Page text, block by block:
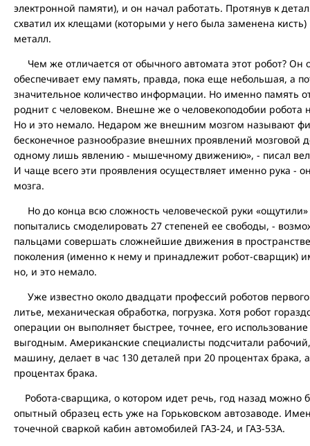
электронной памяти), и он начал работать. Протянув к
схватил их клещами (которыми у него была заменена
металл.
Чем же отличается от обычного автомата этот робот? Он
обеспечивает ему память, правда, пока еще небольшая, а
значительное количество информации. Но именно память
роднит с человеком. Внешне же о человекоподобии робота
Но и это немало. Недаром же внешним мозгом называют
бесконечное разнообразие внешних проявлений мозговой
одному лишь явлению - мышечному движению», - писал
И чаще всего эти проявления осуществляет именно рука -
мозга.
Но до конца всю сложность человеческой руки «ощутили»
попытались смоделировать 27 степеней ее свободы, -
пальцами совершать сложнейшие движения в
поколения (именно к нему и принадлежит робот-сварщик)
но, и это немало.
Уже известно около двадцати профессий роботов
литье, механическая обработка, погрузка. Хотя робот
операции он выполняет быстрее, точнее, его
выгодным. Американские специалисты подсчитали
машину, делает в час 130 деталей при 20 процентах
процентах брака.
Робота-сварщика, о котором идет речь, год назад можно
опытный образец есть уже на Горьковском автозаводе.
точечной сваркой кабин автомобилей ГАЗ-24, и ГАЗ-53А.